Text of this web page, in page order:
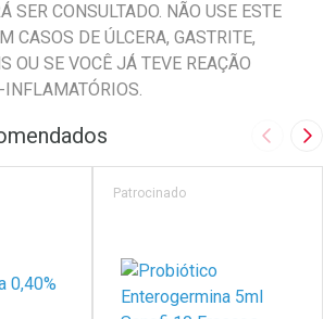
SER CONSULTADO. NÃO USE ESTE
CASOS DE ÚLCERA, GASTRITE,
OU SE VOCÊ JÁ TEVE REAÇÃO
Imagem
Patrocinado